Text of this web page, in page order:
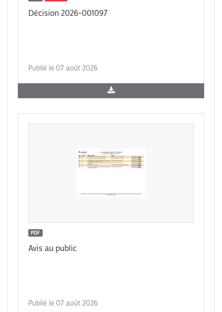
Décision 2026-001097
Publié le 07 août 2026
PDF
Avis au public
Publié le 07 août 2026